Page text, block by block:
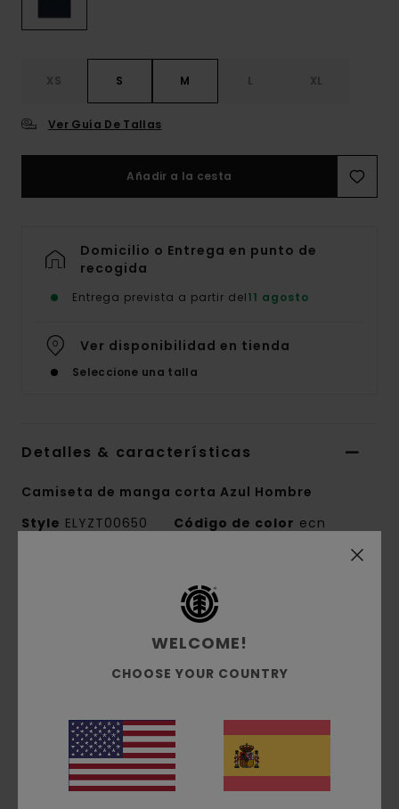
XS S M L XL
Ver Guía De Tallas
Añadir a la cesta
Domicilio o Entrega en punto de
recogida
Entrega prevista a partir del11 agosto
Ver disponibilidad en tienda
Seleccione una talla
Detalles & características
Camiseta de manga corta Azul Hombre
Style ELYZT00650 Código de color ecn
Conscious by Nature:Algodón Orgánico
Algodón orgánico
punto jersey [180 g/m2]
Estampados de base agua
Estampado:estampados en las partes
delantera y trasera
WELCOME!
CHOOSE YOUR COUNTRY